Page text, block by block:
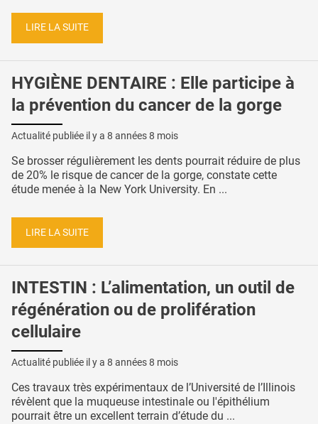
LIRE LA SUITE
HYGIÈNE DENTAIRE : Elle participe à
la prévention du cancer de la gorge
Actualité publiée il y a 8 années 8 mois
Se brosser régulièrement les dents pourrait réduire de plus
de 20% le risque de cancer de la gorge, constate cette
étude menée à la New York University. En ...
LIRE LA SUITE
INTESTIN : L’alimentation, un outil de
régénération ou de prolifération
cellulaire
Actualité publiée il y a 8 années 8 mois
Ces travaux très expérimentaux de l’Université de l’Illinois
révèlent que la muqueuse intestinale ou l'épithélium
pourrait être un excellent terrain d’étude du ...